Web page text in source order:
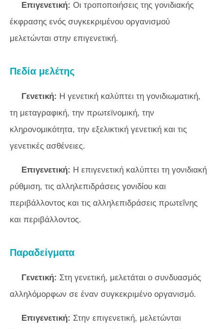
Επιγενετική: Οι τροποποιήσεις της γονιδιακής
έκφρασης ενός συγκεκριμένου οργανισμού
μελετώνται στην επιγενετική.
Πεδία μελέτης
Γενετική: Η γενετική καλύπτει τη γονιδιωματική,
τη μεταγραφική, την πρωτεϊνομική, την
κληρονομικότητα, την εξελικτική γενετική και τις
γενετικές ασθένειες.
Επιγενετική: Η επιγενετική καλύπτει τη γονιδιακή
ρύθμιση, τις αλληλεπιδράσεις γονιδίου και
περιβάλλοντος και τις αλληλεπιδράσεις πρωτεΐνης
και περιβάλλοντος.
Παραδείγματα
Γενετική: Στη γενετική, μελετάται ο συνδυασμός
αλληλόμορφων σε έναν συγκεκριμένο οργανισμό.
Επιγενετική: Στην επιγενετική, μελετώνται